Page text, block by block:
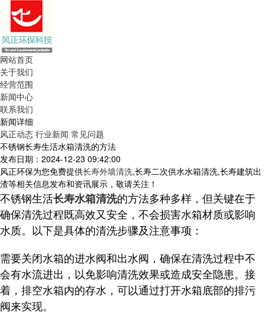
网站首页
关于我们
经营范围
新闻中心
联系我们
新闻详细
风正动态 行业新闻 常见问题
不锈钢长寿生活水箱清洗的方法
发布日期：2024-12-23 09:42:00
风正环保为您免费提供长寿外墙清洗,长寿二次供水水箱清洗,长寿建筑出
渣等相关信息发布和资讯展示，敬请关注！
不锈钢生活长寿水箱清洗的方法多种多样，但关键在于
确保清洗过程既高效又安全，不会损害水箱材质或影响
水质。以下是具体的清洗步骤及注意事项：
需要关闭水箱的进水阀和出水阀，确保在清洗过程中不
会有水流进出，以免影响清洗效果或造成安全隐患。接
着，排空水箱内的存水，可以通过打开水箱底部的排污
阀来实现。